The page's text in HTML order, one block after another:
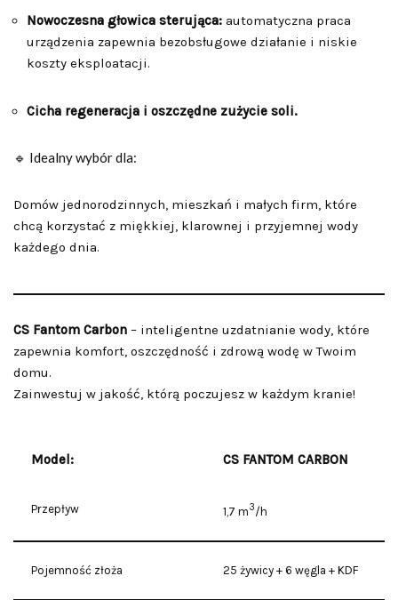
Nowoczesna głowica sterująca: automatyczna praca
urządzenia zapewnia bezobsługowe działanie i niskie
koszty eksploatacji.
Cicha regeneracja i oszczędne zużycie soli.
🔹 Idealny wybór dla:
Domów jednorodzinnych, mieszkań i małych firm, które
chcą korzystać z miękkiej, klarownej i przyjemnej wody
każdego dnia.
CS Fantom Carbon – inteligentne uzdatnianie wody, które
zapewnia komfort, oszczędność i zdrową wodę w Twoim
domu.
Zainwestuj w jakość, którą poczujesz w każdym kranie!
Model: CS FANTOM CARBON
Przepływ 1,7 m3/h
Pojemność złoża 25 żywicy + 6 węgla + KDF